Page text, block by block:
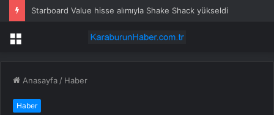
Starboard Value hisse alımıyla Shake Shack yükseldi
Menü
Anasayfa / Haber
Haber